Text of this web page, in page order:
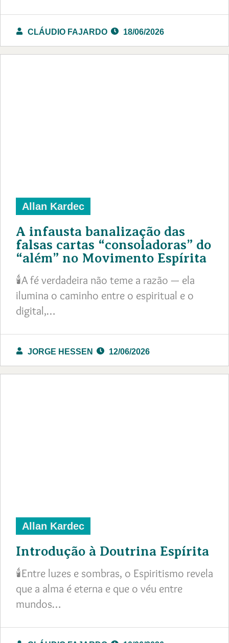
CLÁUDIO FAJARDO 18/06/2026
Allan Kardec
A infausta banalização das
falsas cartas “consoladoras” do
“além” no Movimento Espírita
🕯️A fé verdadeira não teme a razão — ela
ilumina o caminho entre o espiritual e o
digital,…
JORGE HESSEN 12/06/2026
Allan Kardec
Introdução à Doutrina Espírita
🕯️Entre luzes e sombras, o Espiritismo revela
que a alma é eterna e que o véu entre
mundos…